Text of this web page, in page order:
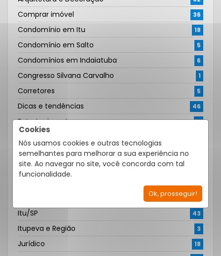
Cookies
Nós usamos cookies e outras tecnologias
semelhantes para melhorar a sua experiência no
site. Ao navegar no site, você concorda com tal
funcionalidade.
Ok, prosseguir!
Comprar imóvel 36
Condomínio em Itu 18
Condomínio em Salto 5
Condomínios em Indaiatuba 6
Congresso Silvana Carvalho 1
Corretores 5
Dicas e tendências 46
Entretenimento 4
Hobbies e Atividades
Indaiatuba e Região
53
Itu/SP 43
Itupeva e Região 3
Jurídico 18